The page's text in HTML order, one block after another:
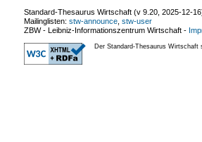
Standard-Thesaurus Wirtschaft (v 9.20 2025-12-16
Mailinglisten: stw-announce stw-user
ZBW - Leibniz-Informationszentrum Wirtschaft -
Der Standard-Thesaurus Wirtschaft